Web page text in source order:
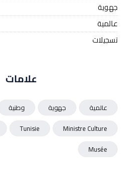
جهوية
عالمية
تسجيلات
علامات
عالمية جهوية وطنية
Ministre Culture
Tunisie
Musée